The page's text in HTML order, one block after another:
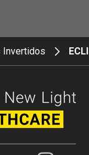
Invertidos